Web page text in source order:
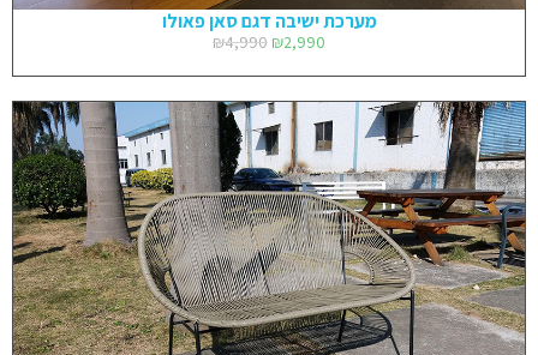
מערכת ישיבה דגם סאן פאולו
₪4,990 ₪2,990